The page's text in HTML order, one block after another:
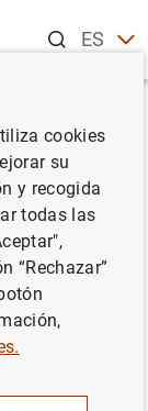
ESEN
cookies
su
y recogida
todas las
“Rechazar”